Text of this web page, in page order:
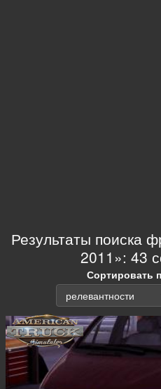
Результаты поиска
2011»: 43
Сортировать